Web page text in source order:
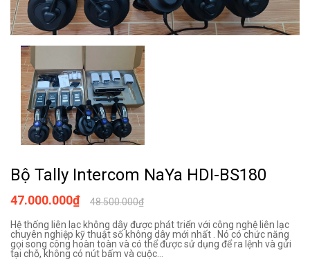
Bộ Tally Intercom NaYa HDI-BS180
48.500.000₫
47.000.000₫
Hệ thống liên lạc không dây được phát triển với công nghệ liên lạc
chuyên nghiệp kỹ thuật số không dây mới nhất . Nó có chức năng
gọi song công hoàn toàn và có thể được sử dụng để ra lệnh và gửi
tại chỗ, không có nút bấm và cuộc...